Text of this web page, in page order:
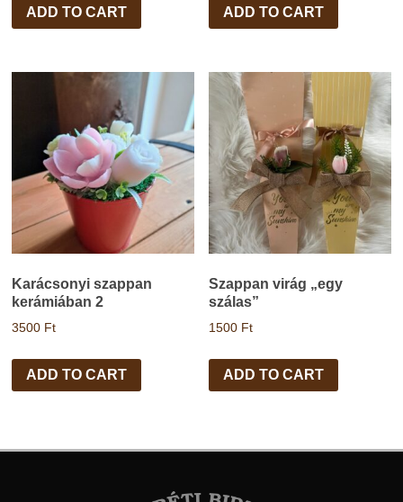
ADD TO CART ADD TO CART
Karácsonyi szappan
kerámiában 2
3500 Ft
ADD TO CART
Szappan virág „egy
szálas”
1500 Ft
ADD TO CART